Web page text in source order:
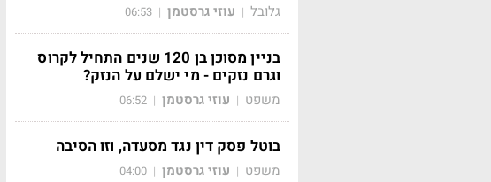
גלובל | עוזי גרסטמן |
06:53
בניין מסוכן בן 120 שנים התחיל לקרוס
וגרם נזקים - מי ישלם על הנזק?
משפט | עוזי גרסטמן |
06:52
בוטל פסק דין נגד מסעדה, וזו הסיבה
משפט | עוזי גרסטמן |
04:00